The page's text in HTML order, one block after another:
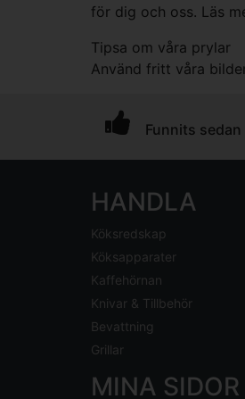
för dig och oss. Läs
Tipsa om våra prylar
Använd fritt våra
Funnits
HANDLA
Köksredskap
Köksapparater
Kaffehörnan
Knivar & Tillbehör
Bevattning
Grillar
MINA SIDOR